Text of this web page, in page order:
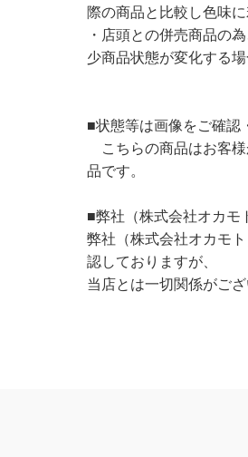
際の商品と比較し色味
・店頭との併売商品の
少商品状態が変化する場
■状態等は画像をご確認
こちらの商品はお客
品です。
■弊社（株式会社オカモ
弊社（株式会社オカモ
認しておりますが、
当店とは一切関係がご